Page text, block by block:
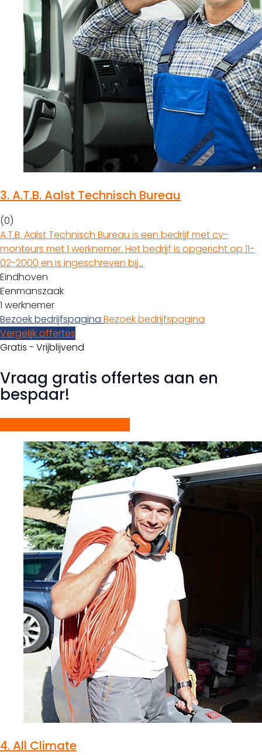
3.A.T.B. Aalst Technisch Bureau
(0)
A.T.B. Aalst Technisch Bureau is een bedrijf met cv-
monteurs met 1 werknemer. Het bedrijf is opgericht op 11-
02-2000 en is ingeschreven bij…
Eindhoven
Eenmanszaak
1 werknemer
Bezoek bedrijfspagina Bezoek bedrijfspagina
Vergelijk offertes
Gratis - Vrijblijvend
Vraag gratis offertes aan en
bespaar!
4.All Climate